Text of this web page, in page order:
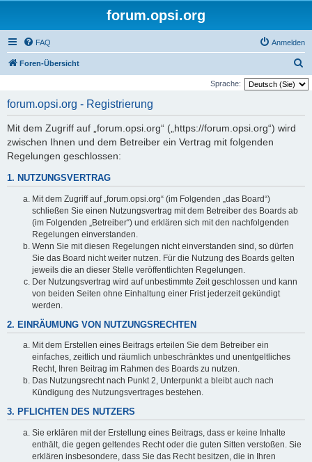
forum.opsi.org
FAQ Anmelden
Foren-Übersicht
u
Sprache:
forum.opsi.org - Registrierung
Mit dem Zugriff auf „forum.opsi.org“ („https://forum.opsi.org“) wird
zwischen Ihnen und dem Betreiber ein Vertrag mit folgenden
Regelungen geschlossen:
1. NUTZUNGSVERTRAG
Mit dem Zugriff auf „forum.opsi.org“ (im Folgenden „das Board“)
schließen Sie einen Nutzungsvertrag mit dem Betreiber des Boards ab
(im Folgenden „Betreiber“) und erklären sich mit den nachfolgenden
Regelungen einverstanden.
Wenn Sie mit diesen Regelungen nicht einverstanden sind, so dürfen
Sie das Board nicht weiter nutzen. Für die Nutzung des Boards gelten
jeweils die an dieser Stelle veröffentlichten Regelungen.
Der Nutzungsvertrag wird auf unbestimmte Zeit geschlossen und kann
von beiden Seiten ohne Einhaltung einer Frist jederzeit gekündigt
werden.
2. EINRÄUMUNG VON NUTZUNGSRECHTEN
Mit dem Erstellen eines Beitrags erteilen Sie dem Betreiber ein
einfaches, zeitlich und räumlich unbeschränktes und unentgeltliches
Recht, Ihren Beitrag im Rahmen des Boards zu nutzen.
Das Nutzungsrecht nach Punkt 2, Unterpunkt a bleibt auch nach
Kündigung des Nutzungsvertrages bestehen.
3. PFLICHTEN DES NUTZERS
Sie erklären mit der Erstellung eines Beitrags, dass er keine Inhalte
enthält, die gegen geltendes Recht oder die guten Sitten verstoßen. Sie
erklären insbesondere, dass Sie das Recht besitzen, die in Ihren